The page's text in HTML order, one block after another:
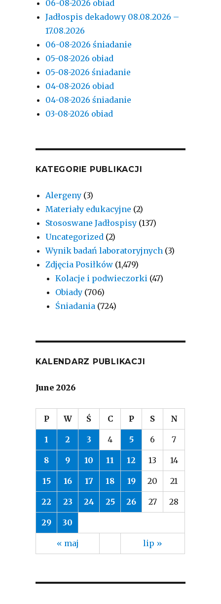
06-08-2026 obiad
Jadłospis dekadowy 08.08.2026 –
17.08.2026
06-08-2026 śniadanie
05-08-2026 obiad
05-08-2026 śniadanie
04-08-2026 obiad
04-08-2026 śniadanie
03-08-2026 obiad
KATEGORIE PUBLIKACJI
Alergeny (3)
Materiały edukacyjne (2)
Stososwane Jadłospisy (137)
Uncategorized (2)
Wynik badań laboratoryjnych (3)
Zdjęcia Posiłków (1,479)
Kolacje i podwieczorki (47)
Obiady (706)
Śniadania (724)
KALENDARZ PUBLIKACJI
June 2026
P W Ś C P S N
« maj lip »
1 2 3 4 5 6 7
8 9 10 11 12 13 14
15 16 17 18 19 20 21
22 23 24 25 26 27 28
29 30